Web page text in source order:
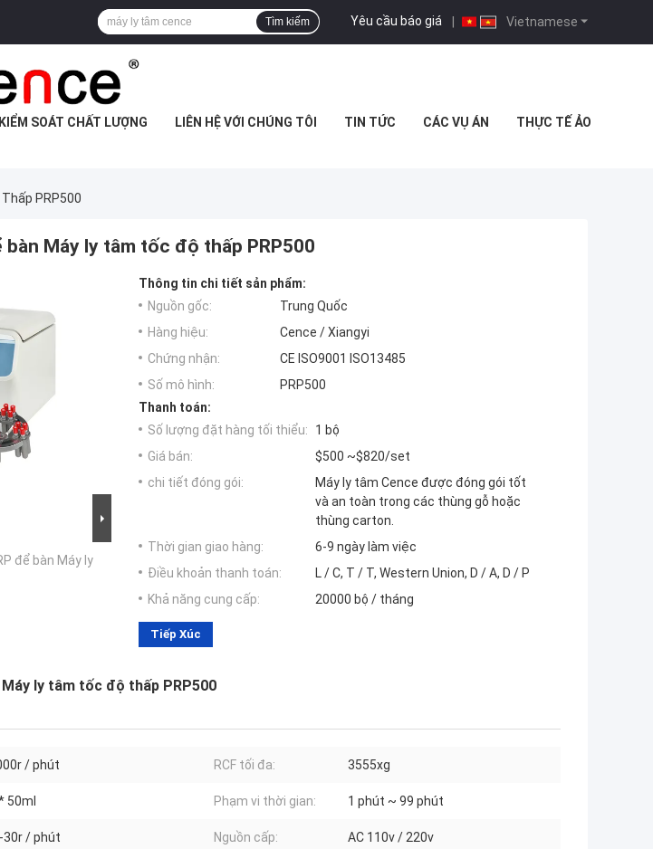
Vietnamese
Yêu cầu báo giá |
Tìm kiếm
KIỂM SOÁT CHẤT LƯỢNG LIÊN HỆ VỚI CHÚNG TÔI TIN TỨC CÁC VỤ ÁN THỰC TẾ ẢO
PRP500
bàn Máy ly tâm tốc độ thấp PRP500
để bàn Máy ly
Thông tin chi tiết sản phẩm:
Nguồn gốc:
Trung Quốc
Hàng hiệu:
Cence / Xiangyi
Chứng nhận:
CE ISO9001 ISO13485
Số mô hình:
PRP500
Thanh toán:
Số lượng đặt hàng tối thiểu:
1 bộ
Giá bán:
$500 ~$820/set
chi tiết đóng gói:
Máy ly tâm Cence được đóng gói tốt
và an toàn trong các thùng gỗ hoặc
thùng carton.
Thời gian giao hàng:
6-9 ngày làm việc
Điều khoản thanh toán:
L / C, T / T, Western Union, D / A, D / P
Khả năng cung cấp:
20000 bộ / tháng
Tiếp Xúc
ly tâm tốc độ thấp PRP500
/ phút RCF tối đa: 3555xg
50ml Phạm vi thời gian: 1 phút ~ 99 phút
30r / phút Nguồn cấp: AC 110v / 220v